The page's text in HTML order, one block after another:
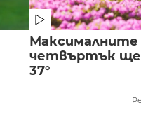
четвъртък ще
37°